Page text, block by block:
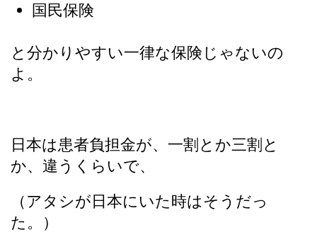
国民保険
と分かりやすい一律な保険じゃないの
よ。
日本は患者負担金が、一割とか三割と
か、違うくらいで、
（アタシが日本にいた時はそうだっ
た。）